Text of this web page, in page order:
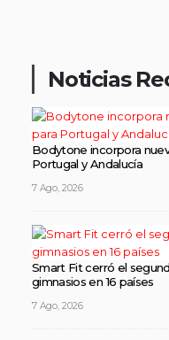
Noticias
Bodytone incorpora
Portugal y Andalucía
7 Ago, 2026
Smart Fit cerró el
gimnasios en 16 países
7 Ago, 2026